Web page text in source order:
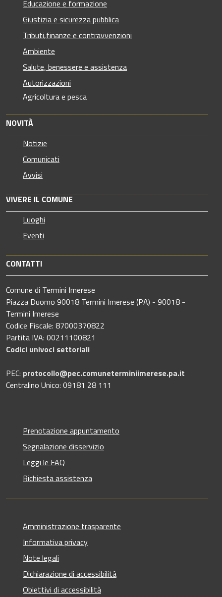
Educazione e formazione
Giustizia e sicurezza pubblica
Tributi,finanze e contravvenzioni
Ambiente
Salute, benessere e assistenza
Autorizzazioni
Agricoltura e pesca
NOVITÀ
Notizie
Comunicati
Avvisi
VIVERE IL COMUNE
Luoghi
Eventi
CONTATTI
Comune di Termini Imerese
Piazza Duomo 90018 Termini Imerese (PA) - 90018 -
Termini Imerese
Codice Fiscale: 87000370822
Partita IVA: 00211100821
Codici univoci settoriali
PEC: protocollo@pec.comuneterminiimerese.pa.it
Centralino Unico: 09181 28 111
Prenotazione appuntamento
Segnalazione disservizio
Leggi le FAQ
Richiesta assistenza
Amministrazione trasparente
Informativa privacy
Note legali
Dichiarazione di accessibilità
Obiettivi di accessibilità